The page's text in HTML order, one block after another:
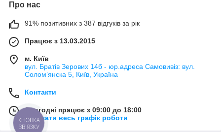
Про нас
91% позитивних з 387 відгуків за рік
Працює з 13.03.2015
м. Київ
вул. Братів Зерових 14б - юр.адреса Самовивіз: вул.
Соломʼянска 5, Київ, Україна
Контакти
Сьогодні працює з 09:00 до 18:00
Показати весь графік роботи
КНОПКА
ЗВ'ЯЗКУ